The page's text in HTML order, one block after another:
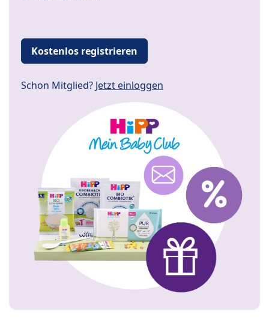
Kostenlos registrieren
Schon Mitglied? Jetzt einloggen